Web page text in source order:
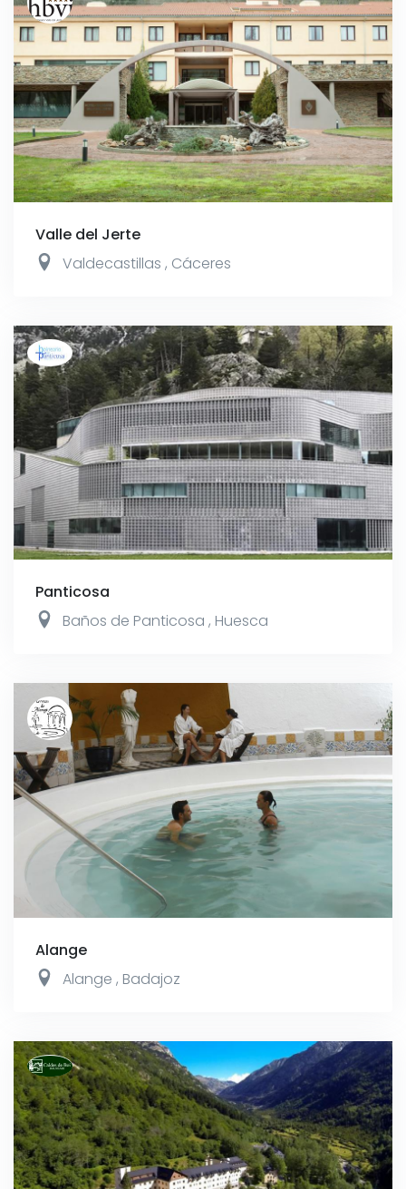
Valle del Jerte
Valdecastillas , Cáceres
Panticosa
Baños de Panticosa , Huesca
Alange
Alange , Badajoz